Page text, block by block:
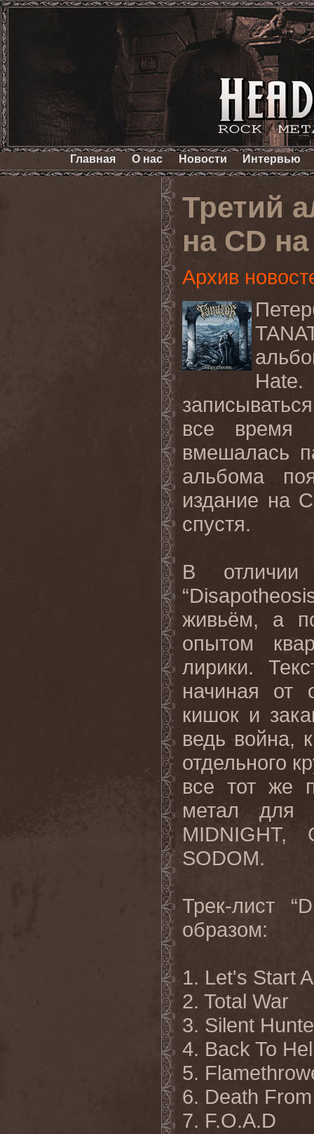
Главная О нас Новости Интервью
Третий
на CD
Архив
все время
вмешалась
альбома
издание на
спустя.
В
живьём, а
опытом
лирики.
начиная от
кишок и
ведь война,
отдельного
все тот же
метал для
MIDNIGHT,
SODOM.
Трек-лист
образом:
1. Let's Start
2. Total War
3. Silent
4. Back To
5.
6. Death
7. F.O.A.D